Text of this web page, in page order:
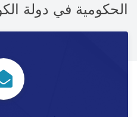
الحكومية في دولة